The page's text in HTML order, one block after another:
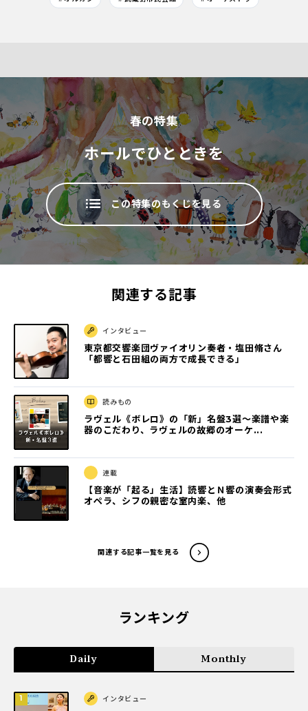
春の特集
ホールでひとときを
この特集のもくじを見る
関連する記事
インタビュー
東京都交響楽団ヴァイオリン奏者・塩田脩さん
「都響と石田組の両方で成長できる」
読みもの
ラヴェル《ボレロ》の「新」名盤3選〜楽譜や楽
器のこだわり、ラヴェルの故郷のオーケ...
連載
【音楽が「起る」生活】読響とＮ響の演奏会形式
オペラ、シフの親密な室内楽、他
関連する記事一覧を見る
ランキング
Daily Monthly
インタビュー